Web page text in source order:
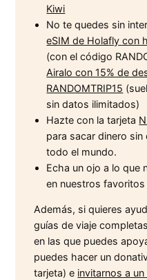
Kiwi
No te quedes sin
eSIM de Holafly con
(con el código
Airalo con 15% de
RANDOMTRIP15
sin datos ilimitados)
Hazte con la tarjeta
para sacar dinero
todo el mundo.
Echa un ojo a lo que
en nuestros favoritos
Además, si quieres
guías de viaje
en las que puedes
puedes hacer un
tarjeta) e invitarnos a